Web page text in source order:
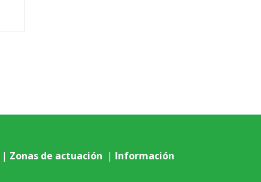
| Zonas de actuación | Información